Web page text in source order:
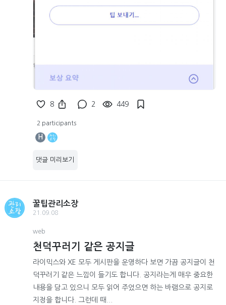
8 2 449
2 participants
H
댓글 미리보기
꿀팁관리소장
21.09.08
web
천덕꾸러기 같은 공지글
라이믹스와 XE 모두 게시판을 운영하다 보면 가끔 공지글이 천
덕꾸러기 같은 느낌이 들기도 합니다. 공지라는게 매우 중요한
내용을 담고 있으니 모두 읽어 주었으면 하는 바램으로 공지로
지정을 합니다. 그런데 때...